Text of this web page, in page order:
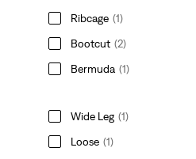
Ribcage (1)
Bootcut (2)
Bermuda (1)
Wide Leg (1)
Loose (1)